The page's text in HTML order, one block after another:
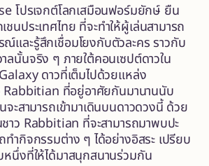
โปรเจกต์โลกเสมือนฟอร์มยักษ์ ยืน
นประเทศไทย ที่จะทำให้ผู้เล่นสามารถ
และรู้สึกเชื่อมโยงกับตัวละคร ราวกับ
ลนั้นจริง ๆ ภายใต้คอนเซปต์ดาวใน
ดาวที่เต็มไปด้วยแหล่ง
Rabbitian ที่อยู่อาศัยกันมานานนับ
ะสามารถเข้ามาเดินบนดาวดวงนี้ ด้วย
าว Rabbitian ที่จะสามารถมาพบปะ
ทำกิจกรรมต่าง ๆ ได้อย่างอิสระ เปรียบ
หนึ่งที่ให้ได้มาสนุกสนานร่วมกัน